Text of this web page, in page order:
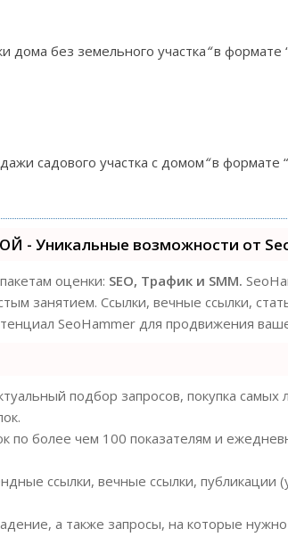
дома без земельного участка“в формате
садового участка с домом“в формате
- Уникальные возможности от
оценки: SEO, Трафик и SMM.
занятием. Ссылки, вечные ссылки,
SeoHammer для продвижения
подбор запросов, покупка самых
по более чем 100 показателям и
ссылки, вечные ссылки, публикации
а также запросы, на которые